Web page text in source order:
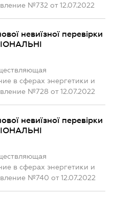
№732 от 12.07.2022
невиїзної перевірки
в сферах энергетики и
№728 от 12.07.2022
невиїзної перевірки
в сферах энергетики и
№740 от 12.07.2022